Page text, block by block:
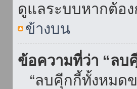
ดูแลระบบหากต้อ
ข้างบน
ข้อความที่ว่า “ลบ
“ลบคุีกกี้ทั้งหมด